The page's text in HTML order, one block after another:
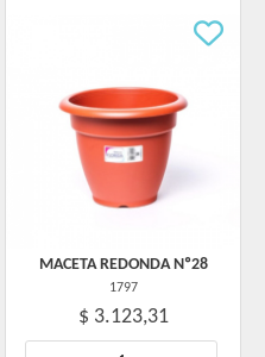
MACETA REDONDA Nº28
1797
$ 3.123,31